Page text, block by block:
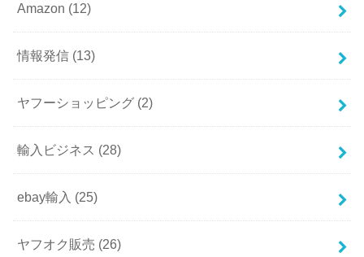
Amazon (12)
情報発信 (13)
ヤフーショッピング (2)
輸入ビジネス (28)
ebay輸入 (25)
ヤフオク販売 (26)